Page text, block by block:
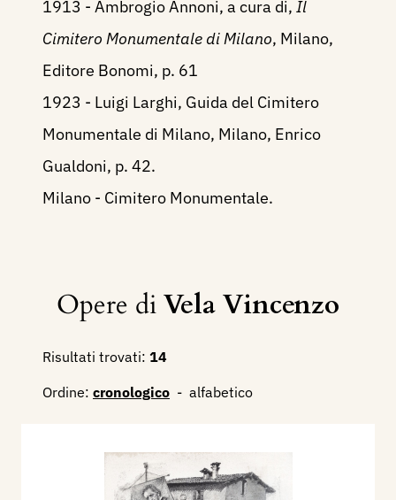
1913 - Ambrogio Annoni, a cura di, Il
Cimitero Monumentale di Milano, Milano,
Editore Bonomi, p. 61
1923 - Luigi Larghi, Guida del Cimitero
Monumentale di Milano, Milano, Enrico
Gualdoni, p. 42.
Milano - Cimitero Monumentale.
Opere diVela Vincenzo
Risultati trovati: 14
Ordine: cronologico - alfabetico